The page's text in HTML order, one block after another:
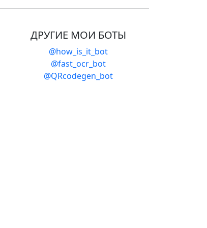
ДРУГИЕ МОИ БОТЫ
@how_is_it_bot
@fast_ocr_bot
@QRcodegen_bot